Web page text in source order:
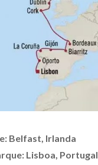
Belfast, Irlanda
Lisboa, Portugal